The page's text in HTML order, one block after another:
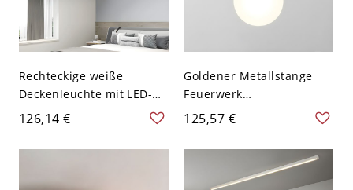
Rechteckige weiße
Deckenleuchte mit LED-
Lichtquelle, modernes
weißes Metall und Acryl-
Schirm - 110V-120V 39,37
126,14 €
Goldener Metallstange
Feuerwerk
Halbdeckenlampe
Moderne Bunter Kugel
Glasschirm Deckenleuchte
- Weiß 110V-120V 1
125,57 €